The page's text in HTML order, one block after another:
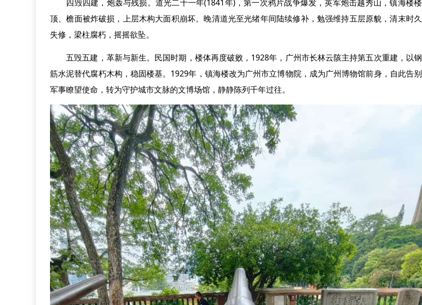
四毁四建，炮轰与残损。道光二十一年(1841年)，第一次鸦片战争爆发，英军炮击越秀山，镇海楼楼
顶、檐面被炸破损，上层木构大面积崩坏。晚清道光至光绪年间陆续修补，勉强维持五层原貌，清末时久
失修，梁柱腐朽，摇摇欲坠。
五毁五建，革新与新生。民国时期，楼体再度破败，1928年，广州市长林云陔主持第五次重建，以钢
筋水泥替代腐朽木构，稳固楼基。1929年，镇海楼改为广州市立博物院，成为广州博物馆前身，自此告别
军事瞭望使命，转为守护城市文脉的文博场馆，静静陈列千年过往。